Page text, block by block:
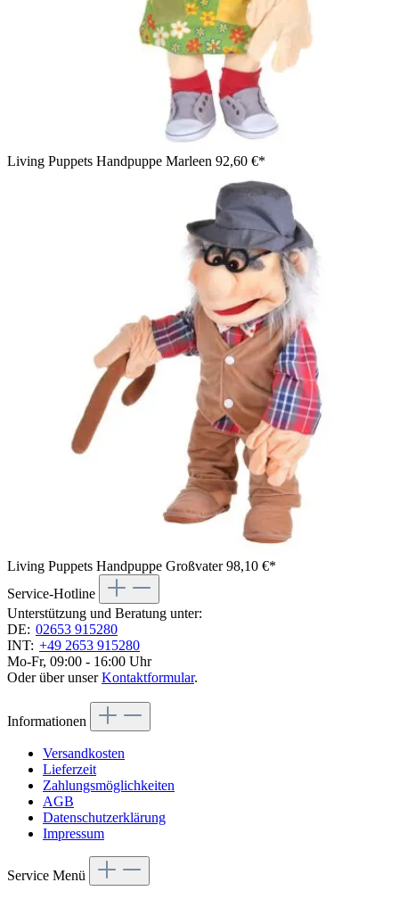
Living Puppets Handpuppe Marleen 92,60 €*
Living Puppets Handpuppe Großvater98,10 €*
Service-Hotline
Unterstützung und Beratung unter:
DE: 02653 915280
INT: +49 2653 915280
Mo-Fr, 09:00 - 16:00 Uhr
Oder über unserKontaktformular.
Informationen
Versandkosten
Lieferzeit
Zahlungsmöglichkeiten
AGB
Datenschutzerklärung
Impressum
Service Menü